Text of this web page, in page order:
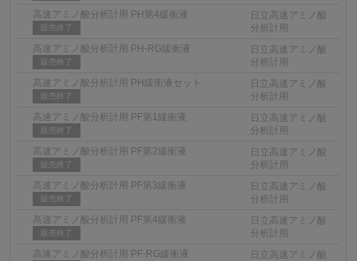
高速アミノ酸分析計用 PH第4緩衝液
販売終了
日立高速アミノ酸
分析計用
高速アミノ酸分析計用 PH-RG緩衝液
販売終了
日立高速アミノ酸
分析計用
高速アミノ酸分析計用 PH緩衝液セット
販売終了
日立高速アミノ酸
分析計用
高速アミノ酸分析計用 PF第1緩衝液
販売終了
日立高速アミノ酸
分析計用
高速アミノ酸分析計用 PF第2緩衝液
販売終了
日立高速アミノ酸
分析計用
高速アミノ酸分析計用 PF第3緩衝液
販売終了
日立高速アミノ酸
分析計用
高速アミノ酸分析計用 PF第4緩衝液
販売終了
日立高速アミノ酸
分析計用
高速アミノ酸分析計用 PF-RG緩衝液
日立高速アミノ酸